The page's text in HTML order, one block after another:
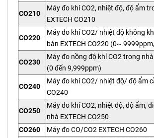
CO210
Máy đo khí CO2, nhiệt độ, độ ẩm
EXTECH CO210
CO220
Máy đo khí CO2/ nhiệt độ không
bàn EXTECH CO220 (0~
CO230
Máy đo nồng độ khí CO2 trong nhà
(0 đến 9,999ppm)
CO240
Máy đo khí CO2/ nhiệt độ/ độ ẩm
CO240
CO250
Máy đo khí CO2, nhiệt độ, độ ẩm,
nhà EXTECH CO250
CO260
Máy đo CO/CO2 EXTECH CO260